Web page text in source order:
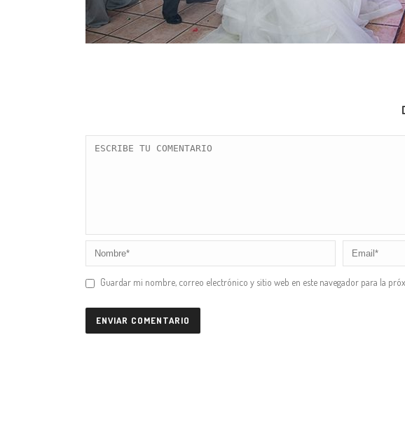
Guardar mi nombre, correo electrónico y sitio web en este navegador para la